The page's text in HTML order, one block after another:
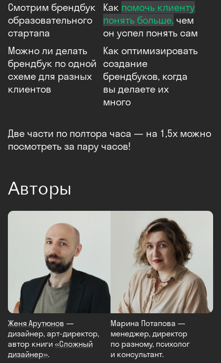
Смотрим брендбук
образовательного
стартапа
Как помочь клиенту
понять больше, чем
он успел понять сам
Можно ли делать
брендбук по одной
схеме для разных
клиентов
Как оптимизиро­вать
создание
брендбуков, когда
вы делаете их
много
Две части по полтора часа — на 1,5x можно
посмотреть за пару часов!
Авторы
Женя Арутюнов —
дизайнер, арт-директор,
автор книги «Сложный
дизайнер».
Марина Потапова —
менеджер, директор
по разному, психолог
и консультант.